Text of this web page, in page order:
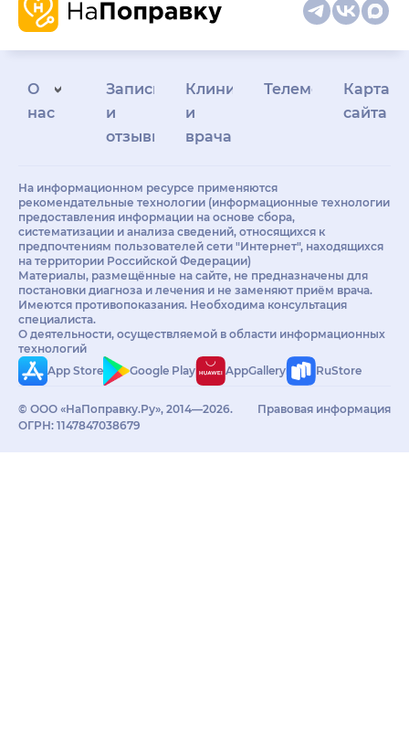
О
нас
Запись
и
отзывы
Клиникам
и
врачам
Телемедицина
Карта
сайта
На информационном ресурсе применяются
рекомендательные технологии (информационные технологии
предоставления информации на основе сбора,
систематизации и анализа сведений, относящихся к
предпочтениям пользователей сети "Интернет", находящихся
на территории Российской Федерации)
Материалы, размещённые на сайте, не предназначены для
постановки диагноза и лечения и не заменяют приём врача.
Имеются противопоказания. Необходима консультация
специалиста.
О деятельности, осуществляемой в области информационных
технологий
App Store
Google Play AppGallery RuStore
© ООО «НаПоправку.Ру», 2014—2026.
ОГРН: 1147847038679
Правовая информация